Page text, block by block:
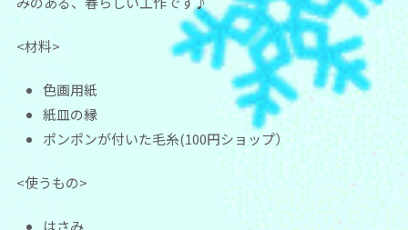
<材料>
色画用紙
紙皿の縁
ポンポンが付いた毛糸(100円ショップ）
<使うもの>
はさみ